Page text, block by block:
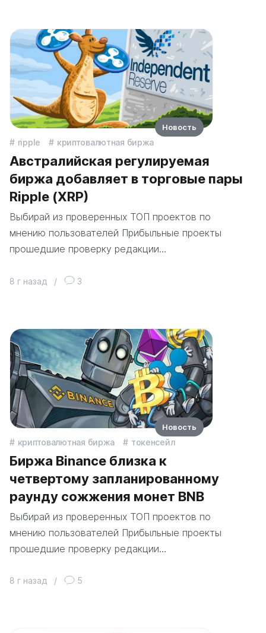
ripple криптовалютная биржа
Австралийская регулируемая
биржа добавляет в торговые пары
Ripple (XRP)
Выбирай из проверенных ТОП проектов по
мнению пользователей Прибыльные проекты
прошедшие проверку редакции…
8 г назад / 3
Новость
криптовалютная биржа токенсейл
Биржа Binance близка к
четвертому запланированному
раунду сожжения монет BNB
Выбирай из проверенных ТОП проектов по
мнению пользователей Прибыльные проекты
прошедшие проверку редакции…
8 г назад / 5
Новость